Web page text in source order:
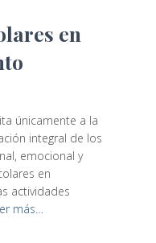
en
únicamente a la
integral de los
emocional y
en
actividades
más…